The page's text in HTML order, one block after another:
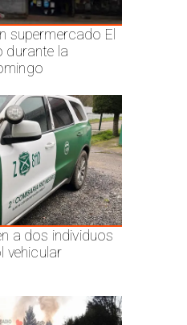
supermercado El
durante la
a dos individuos
vehicular